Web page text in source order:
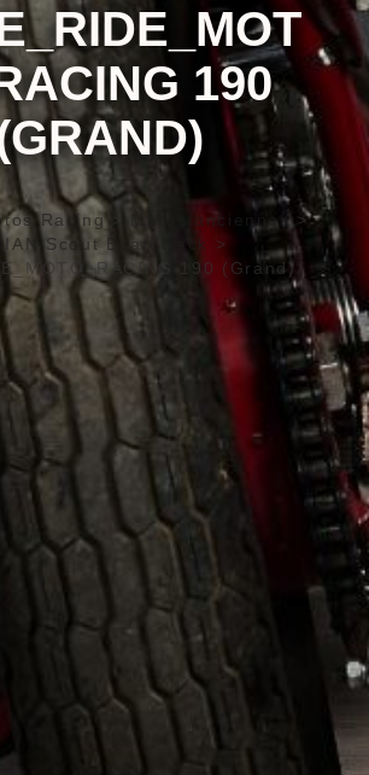
190
Racing> Motos anciennes>
Scout Boardtrack
>
190 (Grand)